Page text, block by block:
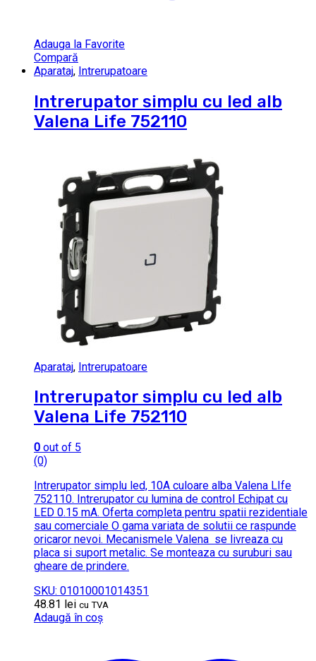
Adauga la Favorite
Compară
Aparataj, Intrerupatoare
Intrerupator simplu cu led alb
Valena Life 752110
Aparataj, Intrerupatoare
Intrerupator simplu cu led alb
Valena Life 752110
0 out of 5
(0)
Intrerupator simplu led, 10A culoare alba Valena LIfe
752110. Intrerupator cu lumina de control Echipat cu
LED 0.15 mA. Oferta completa pentru spatii rezidentiale
sau comerciale O gama variata de solutii ce raspunde
oricaror nevoi. Mecanismele Valena se livreaza cu
placa si suport metalic. Se monteaza cu suruburi sau
gheare de prindere.
SKU: 01010001014351
48.81 lei cu TVA
Adaugă în coș